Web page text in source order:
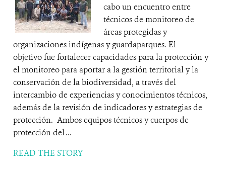
cabo un encuentro entre
técnicos de monitoreo de
áreas protegidas y
organizaciones indígenas y guardaparques. El
objetivo fue fortalecer capacidades para la protección y
el monitoreo para aportar a la gestión territorial y la
conservación de la biodiversidad, a través del
intercambio de experiencias y conocimientos técnicos,
además de la revisión de indicadores y estrategias de
protección. Ambos equipos técnicos y cuerpos de
protección del ...
READ THE STORY